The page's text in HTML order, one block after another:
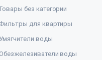
без категории
Фильтры для квартиры
Умягчители воды
Обезжелезиватели воды